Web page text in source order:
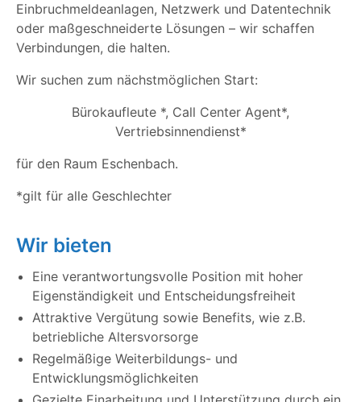
Einbruchmeldeanlagen, Netzwerk und Datentechnik
oder maßgeschneiderte Lösungen – wir schaffen
Verbindungen, die halten.
Wir suchen zum nächstmöglichen Start:
Bürokaufleute *, Call Center Agent*,
Vertriebsinnendienst*
für den Raum Eschenbach.
*gilt für alle Geschlechter
Wir bieten
Eine verantwortungsvolle Position mit hoher
Eigenständigkeit und Entscheidungsfreiheit
Attraktive Vergütung sowie Benefits, wie z.B.
betriebliche Altersvorsorge
Regelmäßige Weiterbildungs- und
Entwicklungsmöglichkeiten